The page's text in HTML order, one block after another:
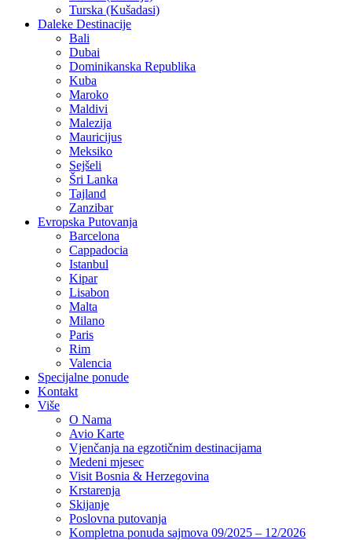
Turska (Kušadasi)
Daleke Destinacije
Bali
Dubai
Dominikanska Republika
Kuba
Maroko
Maldivi
Malezija
Mauricijus
Meksiko
Sejšeli
Šri Lanka
Tajland
Zanzibar
Evropska Putovanja
Barcelona
Cappadocia
Istanbul
Kipar
Lisabon
Malta
Milano
Paris
Rim
Valencia
Specijalne ponude
Kontakt
Više
O Nama
Avio Karte
Vjenčanja na egzotičnim destinacijama
Medeni mjesec
Visit Bosnia & Herzegovina
Krstarenja
Skijanje
Poslovna putovanja
Kompletna ponuda sajmova 09/2025 – 12/2026